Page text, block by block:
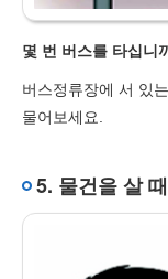
몇 번 버스를 타십니
버스정류장에 서 있
물어보세요.
5. 물건을 살 때